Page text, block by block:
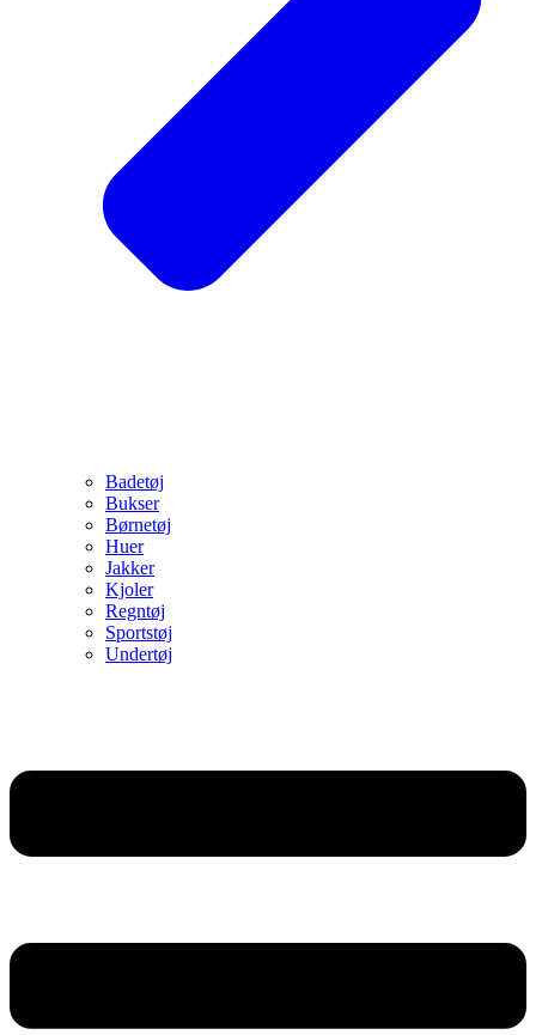
Badetøj
Bukser
Børnetøj
Huer
Jakker
Kjoler
Regntøj
Sportstøj
Undertøj